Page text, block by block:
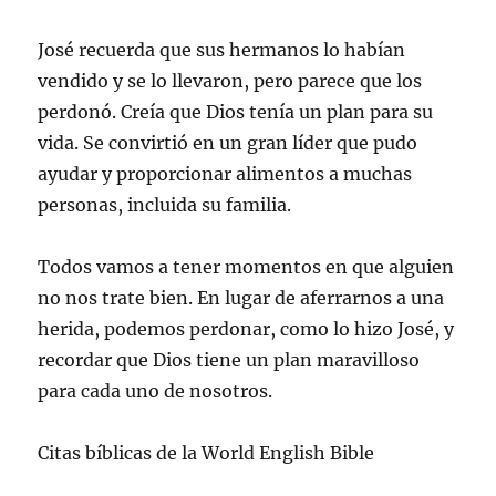
José recuerda que sus hermanos lo habían
vendido y se lo llevaron, pero parece que los
perdonó. Creía que Dios tenía un plan para su
vida. Se convirtió en un gran líder que pudo
ayudar y proporcionar alimentos a muchas
personas, incluida su familia.
Todos vamos a tener momentos en que alguien
no nos trate bien. En lugar de aferrarnos a una
herida, podemos perdonar, como lo hizo José, y
recordar que Dios tiene un plan maravilloso
para cada uno de nosotros.
Citas bíblicas de la World English Bible